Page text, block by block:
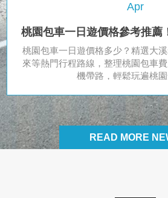
Apr
桃園包車一日遊價格參考推薦
司機帶你玩透
桃園包車一日遊價格多少？精選大
來等熱門行程路線，整理桃園包車
機帶路，輕鬆玩遍桃園
READ MORE